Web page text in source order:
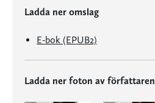
Ladda ner omslag
E-bok (EPUB2)
Ladda ner foton av författaren